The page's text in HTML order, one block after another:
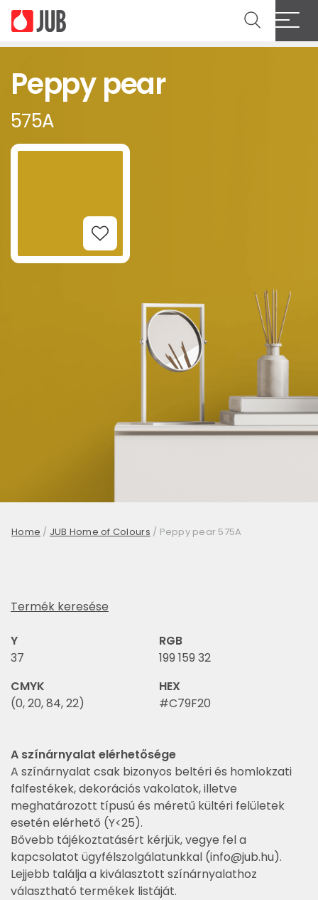
Peppy pear
575A
Add to Wishlist
Home / JUB Home of Colours / Peppy pear 575A
Termék keresése
Y
37
RGB
199 159 32
CMYK
(0, 20, 84, 22)
HEX
#C79F20
A színárnyalat elérhetősége
A színárnyalat csak bizonyos beltéri és homlokzati
falfestékek, dekorációs vakolatok, illetve
meghatározott típusú és méretű kültéri felületek
esetén elérhető (Y<25).
Bővebb tájékoztatásért kérjük, vegye fel a
kapcsolatot ügyfélszolgálatunkkal (info@jub.hu).
Lejjebb találja a kiválasztott színárnyalathoz
választható termékek listáját.